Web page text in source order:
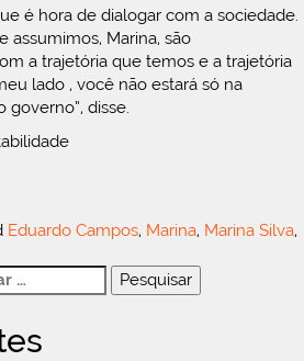
é hora de dialogar com a sociedade.
assumimos, Marina, são
a trajetória que temos e a trajetória
lado , você não estará só na
governo”, disse.
Eduardo Campos, Marina, Marina Silva,